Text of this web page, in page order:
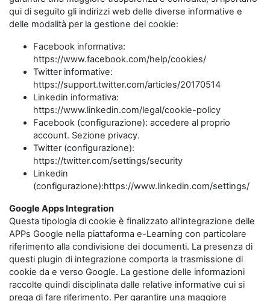
qui di seguito gli indirizzi web delle diverse informative e
delle modalità per la gestione dei cookie:
Facebook informativa:
https://www.facebook.com/help/cookies/
Twitter informative:
https://support.twitter.com/articles/20170514
Linkedin informativa:
https://www.linkedin.com/legal/cookie-policy
Facebook (configurazione): accedere al proprio
account. Sezione privacy.
Twitter (configurazione):
https://twitter.com/settings/security
Linkedin
(configurazione):https://www.linkedin.com/settings/
Google Apps Integration
Questa tipologia di cookie è finalizzato all’integrazione delle
APPs Google nella piattaforma e-Learning con particolare
riferimento alla condivisione dei documenti. La presenza di
questi plugin di integrazione comporta la trasmissione di
cookie da e verso Google. La gestione delle informazioni
raccolte quindi disciplinata dalle relative informative cui si
prega di fare riferimento. Per garantire una maggiore